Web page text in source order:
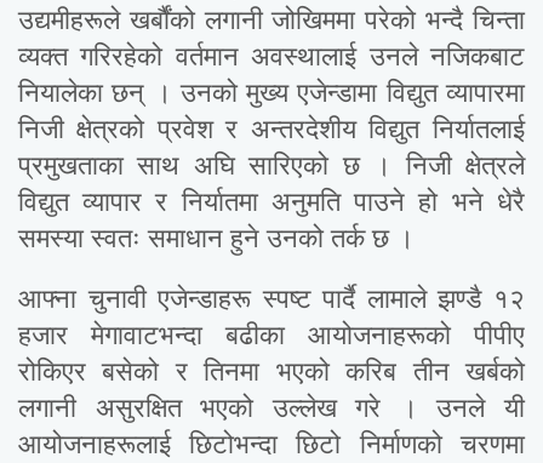
उद्यमीहरूले खर्बौंको लगानी जोखिममा परेको भन्दै चिन्ता
व्यक्त गरिरहेको वर्तमान अवस्थालाई उनले नजिकबाट
नियालेका छन् । उनको मुख्य एजेन्डामा विद्युत व्यापारमा
निजी क्षेत्रको प्रवेश र अन्तरदेशीय विद्युत निर्यातलाई
प्रमुखताका साथ अघि सारिएको छ । निजी क्षेत्रले
विद्युत व्यापार र निर्यातमा अनुमति पाउने हो भने धेरै
समस्या स्वतः समाधान हुने उनको तर्क छ ।
आफ्ना चुनावी एजेन्डाहरू स्पष्ट पार्दै लामाले झण्डै १२
हजार मेगावाटभन्दा बढीका आयोजनाहरूको पीपीए
रोकिएर बसेको र तिनमा भएको करिब तीन खर्बको
लगानी असुरक्षित भएको उल्लेख गरे । उनले यी
आयोजनाहरूलाई छिटोभन्दा छिटो निर्माणको चरणमा